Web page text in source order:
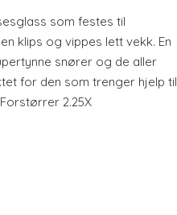
som festes til
klips og vippes lett vekk. En
snører og de aller
for den som trenger hjelp til
2.25X